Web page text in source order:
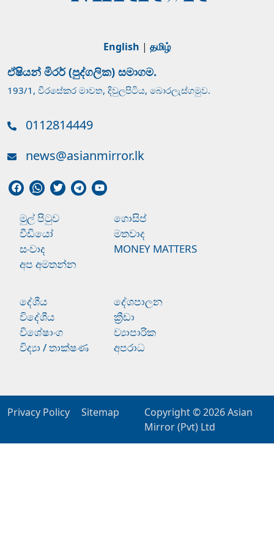
English | தமிழ்
ඒෂියන් මිරර් (පුද්ගලික) සමාගම.
193/1, වීරසේකර මාවත, දිවුලපිටිය, බොරලැස්ගමුව.
0112814449
news@asianmirror.lk
මුල් පිටුව
ගොසිප්
වීඩියෝ
මතවාද
සංවාද
MONEY MATTERS
අප අමතන්න
දේශීය
දේශපාලන
විදේශීය
ක්‍රීඩා
විශේෂාංග
ව්‍යාපාරික
විද්‍යා / තාක්ෂණ
අපරාධ
Privacy Policy Sitemap Copyright © 2026Asian
Mirror (Pvt) Ltd